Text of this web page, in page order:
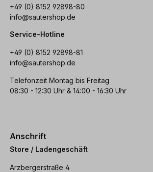
+49 (0) 8152 92898-80
info@sautershop.de
Service-Hotline
+49 (0) 8152 92898-81
info@sautershop.de
Telefonzeit Montag bis Freitag
08:30 - 12:30 Uhr & 14:00 - 16:30 Uhr
Anschrift
Store / Ladengeschäft
Arzbergerstraße 4